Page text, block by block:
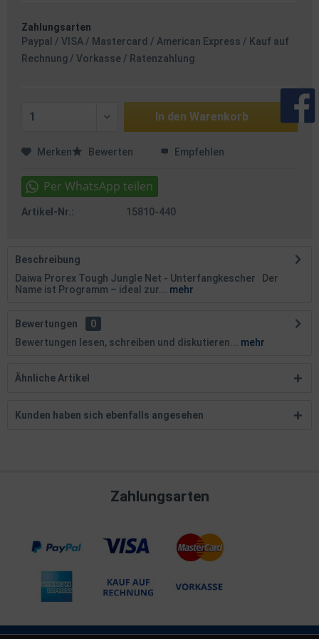
Zahlungsarten
Paypal / VISA / Mastercard / American Express / Kauf auf
Rechnung / Vorkasse / Ratenzahlung
In den Warenkorb
Merken Bewerten Empfehlen
Artikel-Nr.: 15810-440
Beschreibung
Daiwa Prorex Tough Jungle Net - Unterfangkescher Der
Name ist Programm – ideal zur...
mehr
Bewertungen
0
Bewertungen lesen, schreiben und diskutieren...
mehr
Ähnliche Artikel
Kunden haben sich ebenfalls angesehen
Zahlungsarten